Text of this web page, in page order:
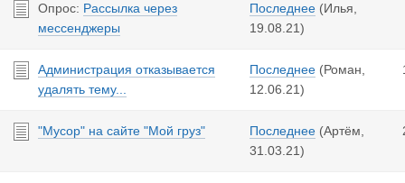
Опрос: Рассылка через
мессенджеры
Последнее (Илья,
19.08.21)
Администрация отказывается
удалять тему...
Последнее (Роман,
12.06.21)
"Мусор" на сайте "Мой груз" Последнее (Артём,
31.03.21)